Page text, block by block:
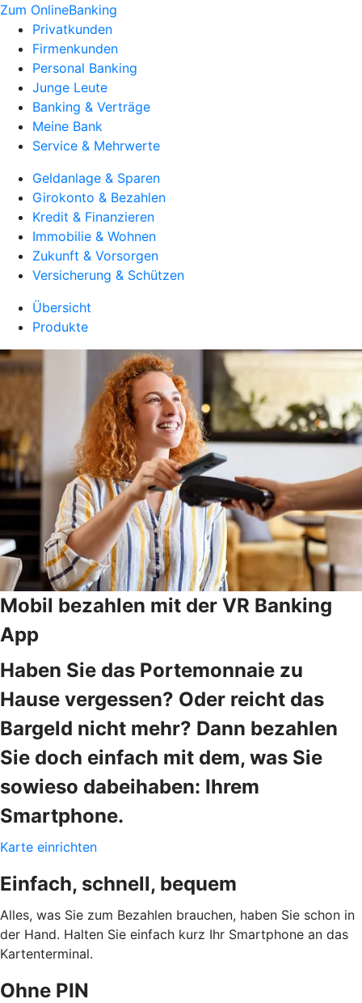
Zum OnlineBanking
Privatkunden
Firmenkunden
Personal Banking
Junge Leute
Banking & Verträge
Meine Bank
Service & Mehrwerte
Geldanlage & Sparen
Girokonto & Bezahlen
Kredit & Finanzieren
Immobilie & Wohnen
Zukunft & Vorsorgen
Versicherung & Schützen
Übersicht
Produkte
Mobil bezahlen mit der VR Banking
App
Haben Sie das Portemonnaie zu
Hause vergessen? Oder reicht das
Bargeld nicht mehr? Dann bezahlen
Sie doch einfach mit dem, was Sie
sowieso dabeihaben: Ihrem
Smartphone.
Karte einrichten
Einfach, schnell, bequem
Alles, was Sie zum Bezahlen brauchen, haben Sie schon in
der Hand. Halten Sie einfach kurz Ihr Smartphone an das
Kartenterminal.
Ohne PIN